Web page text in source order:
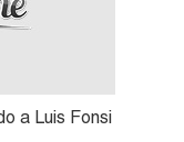
a Luis Fonsi